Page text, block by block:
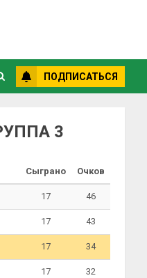
ПОДПИСАТЬСЯ
3
Сыграно Очков
17 46
17 43
17 34
17 32